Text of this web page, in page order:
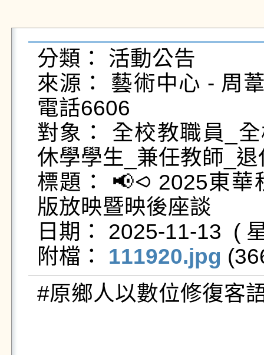
分類： 活動公告
來源： 藝術中心 - 周
電話6606
對象： 全校教職員_
休學學生_兼任教師_
標題： 📢⪦ 2025東華
版放映暨映後座談
日期： 2025-11-13  (
附檔： 111920.jpg
#原鄉人以數位修復客